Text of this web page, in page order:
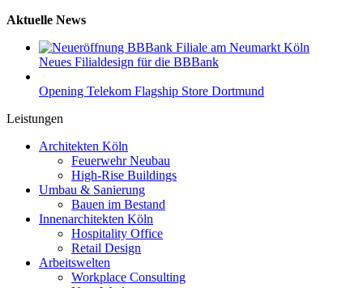
Aktuelle News
Neues Filialdesign für die BBBank
Opening Telekom Flagship Store Dortmund
Leistungen
Architekten Köln
Feuerwehr Neubau
High-Rise Buildings
Umbau & Sanierung
Bauen im Bestand
Innenarchitekten Köln
Hospitality Office
Retail Design
Arbeitswelten
Workplace Consulting